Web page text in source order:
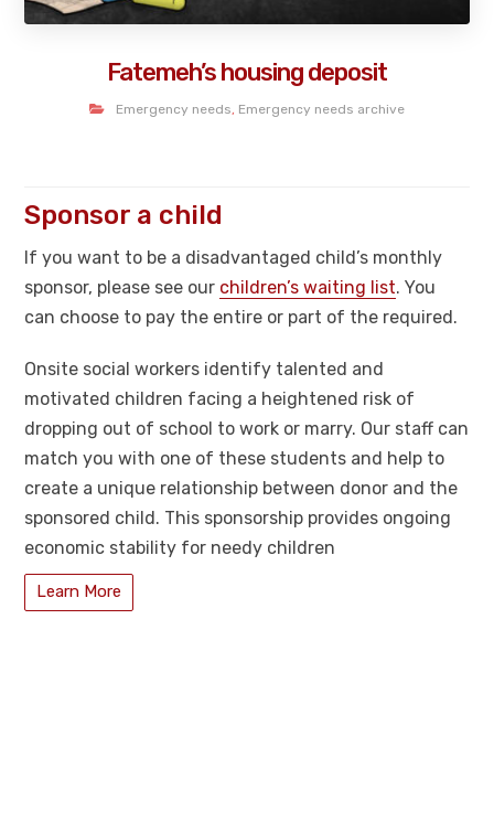
Fatemeh’s housing deposit
Emergency needs, Emergency needs archive
Sponsor a child
If you want to be a disadvantaged child’s monthly
sponsor, please see our children’s waiting list. You
can choose to pay the entire or part of the required.
Onsite social workers identify talented and
motivated children facing a heightened risk of
dropping out of school to work or marry. Our staff can
match you with one of these students and help to
create a unique relationship between donor and the
sponsored child. This sponsorship provides ongoing
economic stability for needy children
Learn More